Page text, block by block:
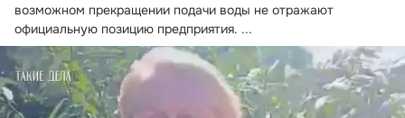
возможном прекращении подачи воды не отражают
официальную позицию предприятия. ...